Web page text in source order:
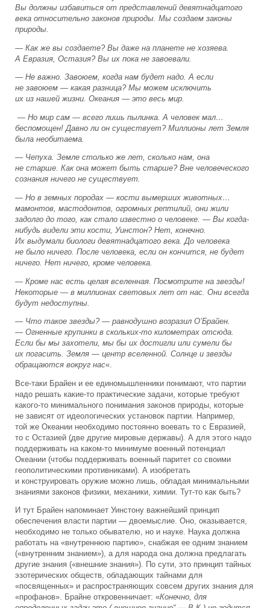
Вы должны избавиться от представлений девятнадцатого
века относительно законов природы. Мы создаем законы
природы.
— Как же вы создаете? Вы даже на планете не хозяева.
А Евразия, Остазия? Вы их пока не завоевали.
— Не важно. Завоюем, когда нам будет надо. А если
не завоюем — какая разница? Мы можем исключить
их из нашей жизни. Океания — это весь мир.
— Но мир сам — всего лишь пылинка. А человек мал…
беспомощен! Давно ли он существует? Миллионы лет Земля
была необитаема.
— Чепуха. Земле столько же лет, сколько нам, она
не старше. Как она может быть старше? Вне человеческого
сознания ничего не существует.
— Но в земных породах — кости вымерших животных…
мамонтов, мастодонтов, огромных рептилий, они жили
задолго до того, как стало известно о человеке. — Вы когда-
нибудь видели эти кости, Уинстон? Нет, конечно.
Их выдумали биологи девятнадцатого века. До человека
не было ничего. После человека, если он кончится, не будет
ничего. Нет ничего, кроме человека.
— Кроме нас есть целая вселенная. Посмотрите на звезды!
Некоторые — в миллионах световых лет от нас. Они всегда
будут недоступны.
— Что такое звезды? — равнодушно возразил О’Брайен.
— Огненные крупинки в скольких-то километрах отсюда.
Если бы мы захотели, мы бы их достигли или сумели бы
их погасить. Земля — центр вселенной. Солнце и звезды
обращаются вокруг нас«.
Все-таки Брайен и ее единомышленники понимают, что партии
надо решать какие-то практические задачи, которые требуют
какого-то минимального понимания законов природы, которые
не зависят от идеологических установок партии. Например,
той же Океании необходимо постоянно воевать то с Евразией,
то с Остазией (две другие мировые державы). А для этого надо
поддерживать на каком-то минимуме военный потенциал
Океании (чтобы поддерживать военный паритет со своими
геополитическими противниками). А изобретать
и конструировать оружие можно лишь, обладая минимальными
знаниями законов физики, механики, химии. Тут-то как быть?
И тут Брайен напоминает Уинстону важнейший принцип
обеспечения власти партии — двоемыслие. Оно, оказывается,
необходимо не только обывателю, но и науке. Наука должна
работать на «внутреннюю партию», снабжая ее одним знанием
(«внутренним знанием»), а для народа она должна предлагать
другие знания («внешние знания»). По сути, это принцип тайных
эзотерических обществ, обладающих тайнами для
«посвященных» и распространяющих совсем других знания для
«профанов». Брайне откровенничает: «Конечно, для